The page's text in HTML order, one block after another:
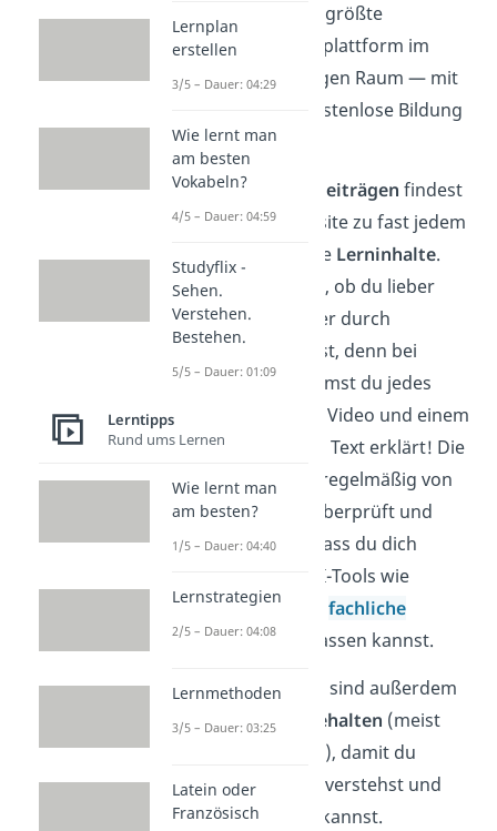
ist die größte
kostenlose Lernplattform im
deutschsprachigen Raum — mit
dem Motto: „Kostenlose Bildung
für alle!“
Mit über
8.000 Beiträgen findest
du auf der Website zu fast jedem
Thema passende Lerninhalte.
Dabei ist es egal, ob du lieber
durch Lesen oder durch
Anschauen lernst, denn bei
Studyflix bekommst du jedes
Thema in einem Video und einem
dazu passenden Text erklärt! Die
Inhalte werden regelmäßig von
der Redaktion überprüft und
aktualisiert, sodass du dich
anders als bei KI-Tools wie
ChatGPT auf diefachliche
Richtigkeit
verlassen kannst.
Die Erklärvideos sind außerdem
bewusstkurz gehalten (meist
unter 5 Minuten), damit du
Themen schnell verstehst und
effizient lernen kannst.
Lernplan
erstellen
3/5 – Dauer: 04:29
Wie lernt man
am besten
Vokabeln?
4/5 – Dauer: 04:59
Studyflix -
Sehen.
Verstehen.
Bestehen.
5/5 – Dauer: 01:09
Lerntipps
Rund ums Lernen
Wie lernt man
am besten?
1/5 – Dauer: 04:40
Lernstrategien
2/5 – Dauer: 04:08
Lernmethoden
3/5 – Dauer: 03:25
Latein oder
Französisch